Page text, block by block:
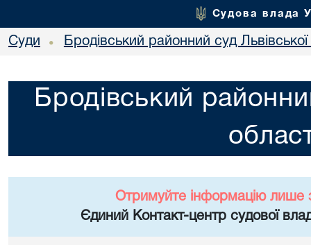
Судова влада
Суди • Бродівський районний суд Львівської
Бродівський
Отримуйте інформацію лише
Єдиний Контакт-центр судової